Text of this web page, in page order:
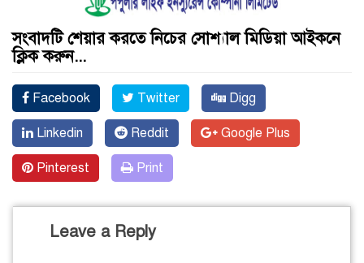
সংবাদটি শেয়ার করতে নিচের সোশ্যাল মিডিয়া আইকনে
ক্লিক করুন...
Facebook Twitter Digg
Linkedin Reddit Google Plus
Pinterest Print
Leave a Reply